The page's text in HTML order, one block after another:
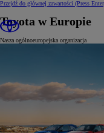
Przejdź do głównej zawartości (Press
Toyota w Europie
Nasza ogólnoeuropejska organizacja